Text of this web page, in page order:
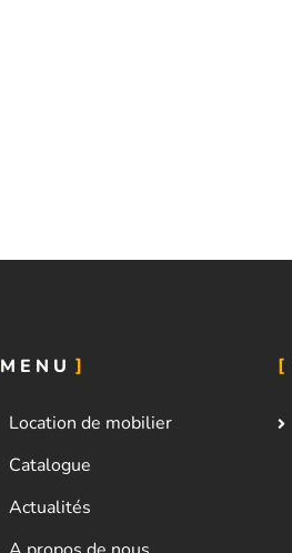
MENU
Location de mobilier
Catalogue
Actualités